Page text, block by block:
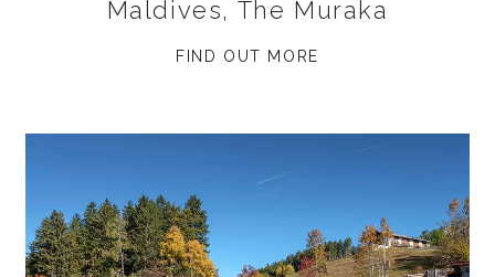
Maldives, The Muraka
FIND OUT MORE